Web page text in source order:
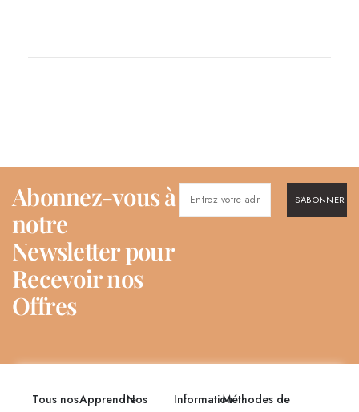
Abonnez-vous à
notre
Newsletter pour
Recevoir nos
Offres
S'ABONNER
Tous nosApprendreNos
InformationMéthodes de